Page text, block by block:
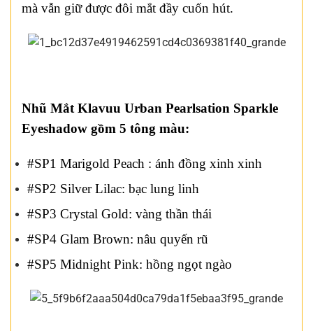
mà vẫn giữ được đôi mắt đầy cuốn hút.
Nhũ Mắt Klavuu Urban Pearlsation Sparkle
Eyeshadow gồm 5 tông màu:
#SP1 Marigold Peach : ánh đồng xinh xinh
#SP2 Silver Lilac: bạc lung linh
#SP3 Crystal Gold: vàng thần thái
#SP4 Glam Brown: nâu quyến rũ
#SP5 Midnight Pink: hồng ngọt ngào